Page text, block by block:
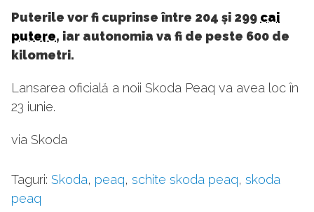
Puterile vor fi cuprinse între 204 și 299 cai
putere, iar autonomia va fi de peste 600 de
kilometri.
Lansarea oficială a noii Skoda Peaq va avea loc în
23 iunie.
via Skoda
Taguri: Skoda, peaq, schite skoda peaq, skoda
peaq